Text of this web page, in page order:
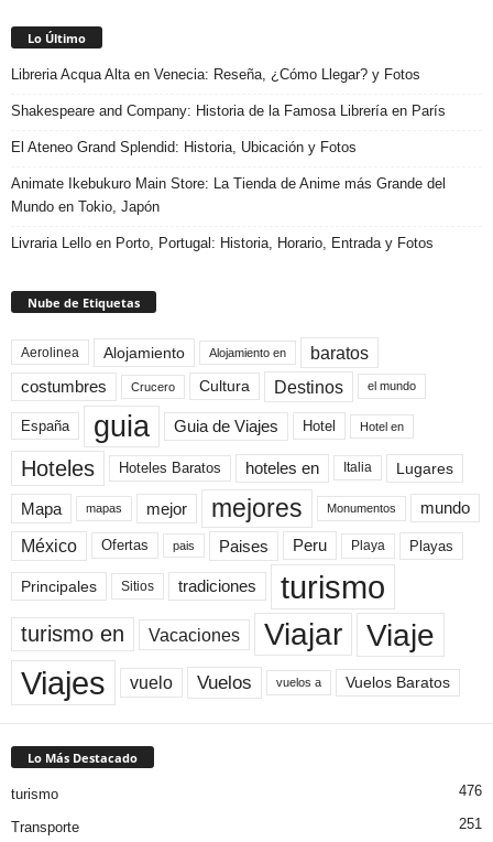
Lo Último
Libreria Acqua Alta en Venecia: Reseña, ¿Cómo Llegar? y Fotos
Shakespeare and Company: Historia de la Famosa Librería en París
El Ateneo Grand Splendid: Historia, Ubicación y Fotos
Animate Ikebukuro Main Store: La Tienda de Anime más Grande del
Mundo en Tokio, Japón
Livraria Lello en Porto, Portugal: Historia, Horario, Entrada y Fotos
Nube de Etiquetas
Aerolinea Alojamiento Alojamiento en baratos
costumbres Crucero Cultura Destinos el mundo
España guia Guia de Viajes Hotel Hotel en
Hoteles Hoteles Baratos hoteles en Italia Lugares
Mapa mapas mejor mejores Monumentos mundo
México Ofertas pais Paises Peru Playa Playas
Principales Sitios tradiciones turismo
turismo en Vacaciones Viajar Viaje
Viajes vuelo Vuelos vuelos a Vuelos Baratos
Lo Más Destacado
turismo 476
Transporte 251